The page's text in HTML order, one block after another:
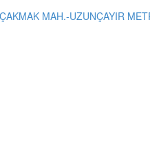
MAH.-UZUNÇAYIR